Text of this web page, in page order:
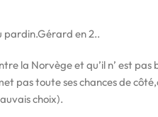
pardin.Gérard en 2..
la Norvège et qu’il n’ est
pas toute ses chances de
choix).